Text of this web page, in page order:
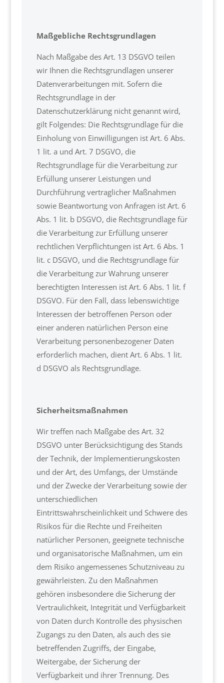
Maßgebliche Rechtsgrundlagen
Nach Maßgabe des Art. 13 DSGVO teilen
wir Ihnen die Rechtsgrundlagen unserer
Datenverarbeitungen mit. Sofern die
Rechtsgrundlage in der
Datenschutzerklärung nicht genannt wird,
gilt Folgendes: Die Rechtsgrundlage für die
Einholung von Einwilligungen ist Art. 6 Abs.
1 lit. a und Art. 7 DSGVO, die
Rechtsgrundlage für die Verarbeitung zur
Erfüllung unserer Leistungen und
Durchführung vertraglicher Maßnahmen
sowie Beantwortung von Anfragen ist Art. 6
Abs. 1 lit. b DSGVO, die Rechtsgrundlage für
die Verarbeitung zur Erfüllung unserer
rechtlichen Verpflichtungen ist Art. 6 Abs. 1
lit. c DSGVO, und die Rechtsgrundlage für
die Verarbeitung zur Wahrung unserer
berechtigten Interessen ist Art. 6 Abs. 1 lit. f
DSGVO. Für den Fall, dass lebenswichtige
Interessen der betroffenen Person oder
einer anderen natürlichen Person eine
Verarbeitung personenbezogener Daten
erforderlich machen, dient Art. 6 Abs. 1 lit.
d DSGVO als Rechtsgrundlage.
Sicherheitsmaßnahmen
Wir treffen nach Maßgabe des Art. 32
DSGVO unter Berücksichtigung des Stands
der Technik, der Implementierungskosten
und der Art, des Umfangs, der Umstände
und der Zwecke der Verarbeitung sowie der
unterschiedlichen
Eintrittswahrscheinlichkeit und Schwere des
Risikos für die Rechte und Freiheiten
natürlicher Personen, geeignete technische
und organisatorische Maßnahmen, um ein
dem Risiko angemessenes Schutzniveau zu
gewährleisten. Zu den Maßnahmen
gehören insbesondere die Sicherung der
Vertraulichkeit, Integrität und Verfügbarkeit
von Daten durch Kontrolle des physischen
Zugangs zu den Daten, als auch des sie
betreffenden Zugriffs, der Eingabe,
Weitergabe, der Sicherung der
Verfügbarkeit und ihrer Trennung. Des